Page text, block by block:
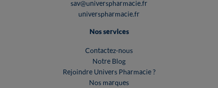
sav@universpharmacie.fr
universpharmacie.fr
Nos services
Contactez-nous
Notre Blog
Rejoindre Univers Pharmacie ?
Nos marques